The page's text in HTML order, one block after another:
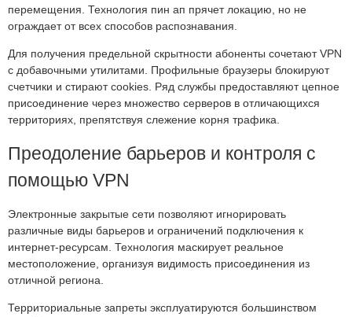
перемещения. Технология пин ап прячет локацию, но не
ограждает от всех способов распознавания.
Для получения предельной скрытности абоненты сочетают VPN
с добавочными утилитами. Профильные браузеры блокируют
счетчики и стирают cookies. Ряд службы предоставляют цепное
присоединение через множество серверов в отличающихся
территориях, препятствуя слежение корня трафика.
Преодоление барьеров и контроля с
помощью VPN
Электронные закрытые сети позволяют игнорировать
различные виды барьеров и ограничений подключения к
интернет-ресурсам. Технология маскирует реальное
местоположение, организуя видимость присоединения из
отличной региона.
Территориальные запреты эксплуатируются большинством